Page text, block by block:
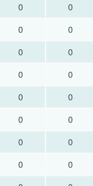
0 0
0 0
0 0
0 0
0 0
0 0
0 0
0 0